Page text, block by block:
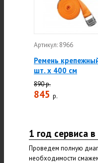
Артикул: 8966
Ремень
шт. х 400 см
890 р.
845 р.
1 год сервиса
Проведем полную
необходимости